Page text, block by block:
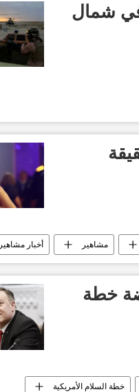
شمال
مشاهير أخبار مشاهير
خطة
خطة السلام الأمريكية